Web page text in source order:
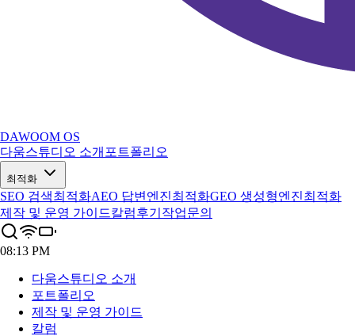
DAWOOM OS
다움스튜디오 소개 포트폴리오
최적화
SEO 검색최적화AEO 답변엔진최적화GEO 생성형엔진최적화
제작 및 운영 가이드칼럼후기 작업문의
08:13 PM
다움스튜디오 소개
포트폴리오
제작 및 운영 가이드
칼럼